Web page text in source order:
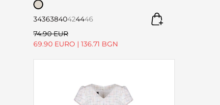
34363840424446
74.90 EUR
69.90 EURO | 136.71 BGN